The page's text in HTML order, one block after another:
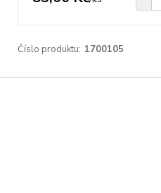
Číslo produktu: 1700105